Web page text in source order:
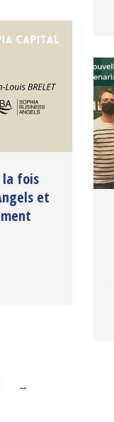
la fois
et
→